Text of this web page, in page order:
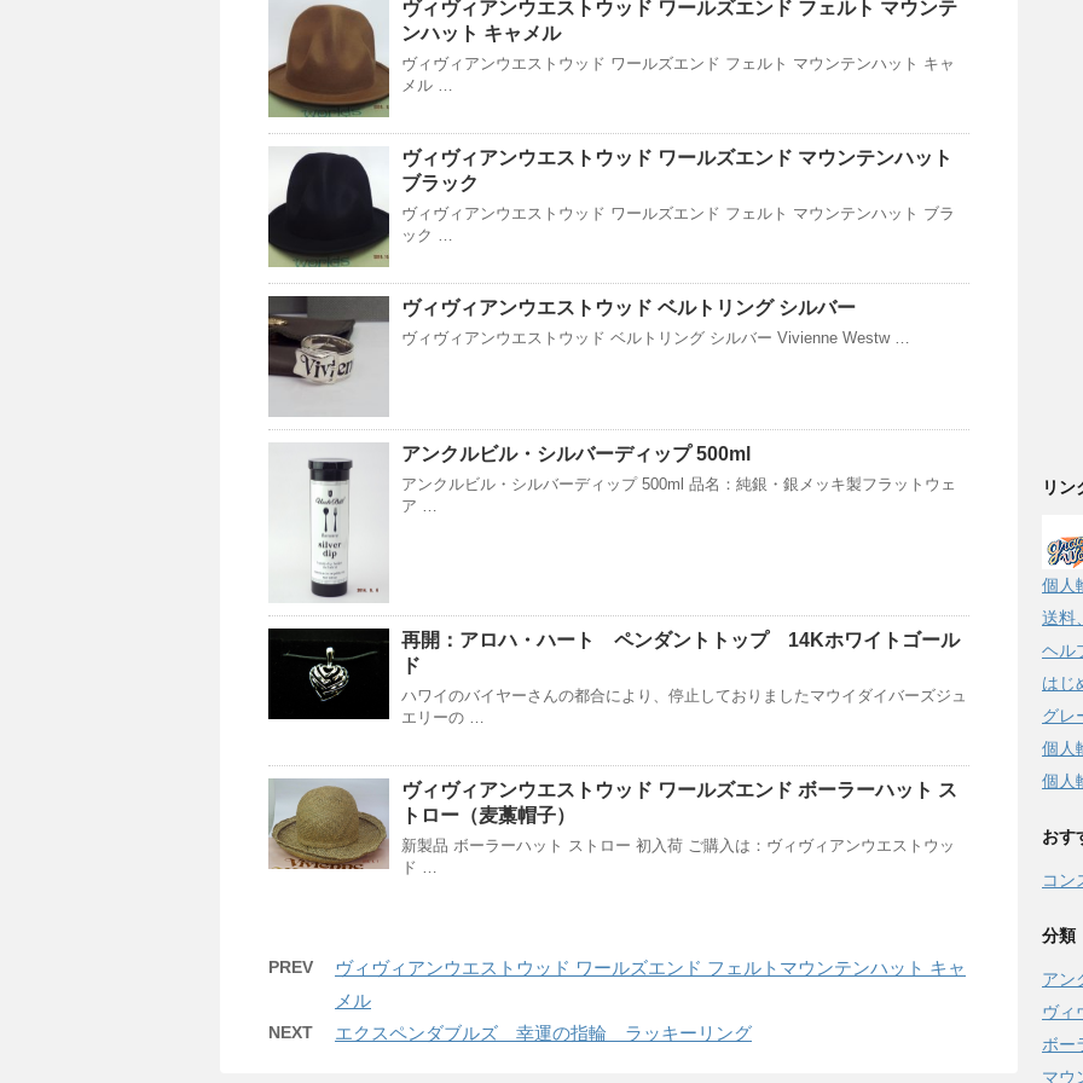
ヴィヴィアンウエストウッド ワールズエンド フェルト マウンテ
ンハット キャメル
ヴィヴィアンウエストウッド ワールズエンド フェルト マウンテンハット キャ
メル …
ヴィヴィアンウエストウッド ワールズエンド マウンテンハット
ブラック
ヴィヴィアンウエストウッド ワールズエンド フェルト マウンテンハット ブラ
ック …
ヴィヴィアンウエストウッド ベルトリング シルバー
ヴィヴィアンウエストウッド ベルトリング シルバー Vivienne Westw …
アンクルビル・シルバーディップ 500ml
アンクルビル・シルバーディップ 500ml 品名：純銀・銀メッキ製フラットウェ
ア …
再開：アロハ・ハート ペンダントトップ 14Kホワイトゴール
ド
ハワイのバイヤーさんの都合により、停止しておりましたマウイダイバーズジュ
エリーの …
ヴィヴィアンウエストウッド ワールズエンド ボーラーハット ス
トロー（麦藁帽子）
新製品 ボーラーハット ストロー 初入荷 ご購入は：ヴィヴィアンウエストウッ
ド …
PREV
ヴィヴィアンウエストウッド ワールズエンド フェルトマウンテンハット キャ
メル
NEXT エクスペンダブルズ 幸運の指輪 ラッキーリング
リン
個人
送料
ヘル
はじ
グレ
個人
個人
おす
コン
分類
アン
ヴィ
ボー
マウ